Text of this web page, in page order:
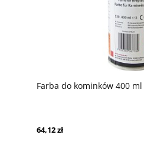
Farba do kominków 400 ml
64,12 zł